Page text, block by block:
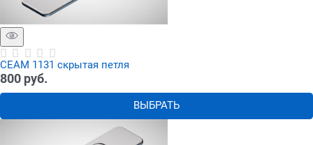
СЕАМ 1131 скрытая петля
800 руб.
ВЫБРАТЬ